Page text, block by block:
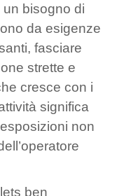
bisogno di
da esigenze
fasciare
strette e
cresce con i
significa
non
ben